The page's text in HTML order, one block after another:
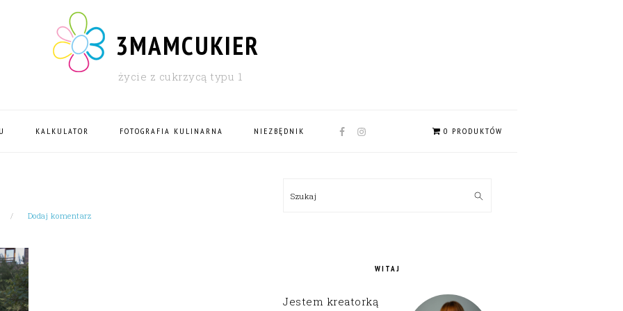
3MAMCUKIER
życie z cukrzycą typu 1
KALKULATOR FOTOGRAFIA KULINARNA NIEZBĘDNIK
NAV
0 PRODUKTÓW
Dodaj komentarz
SIDEBAR
Szukaj
WITAJ
Jestem kreatorką